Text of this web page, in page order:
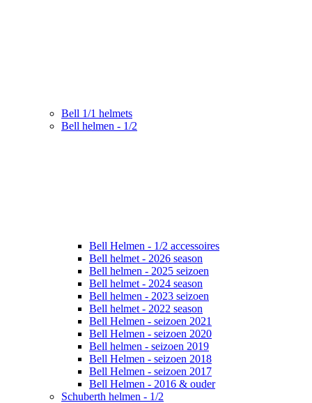
Bell 1/1 helmets
Bell helmen - 1/2
Bell Helmen - 1/2 accessoires
Bell helmet - 2026 season
Bell helmen - 2025 seizoen
Bell helmet - 2024 season
Bell helmen - 2023 seizoen
Bell helmet - 2022 season
Bell Helmen - seizoen 2021
Bell Helmen - seizoen 2020
Bell helmen - seizoen 2019
Bell Helmen - seizoen 2018
Bell Helmen - seizoen 2017
Bell Helmen - 2016 & ouder
Schuberth helmen - 1/2